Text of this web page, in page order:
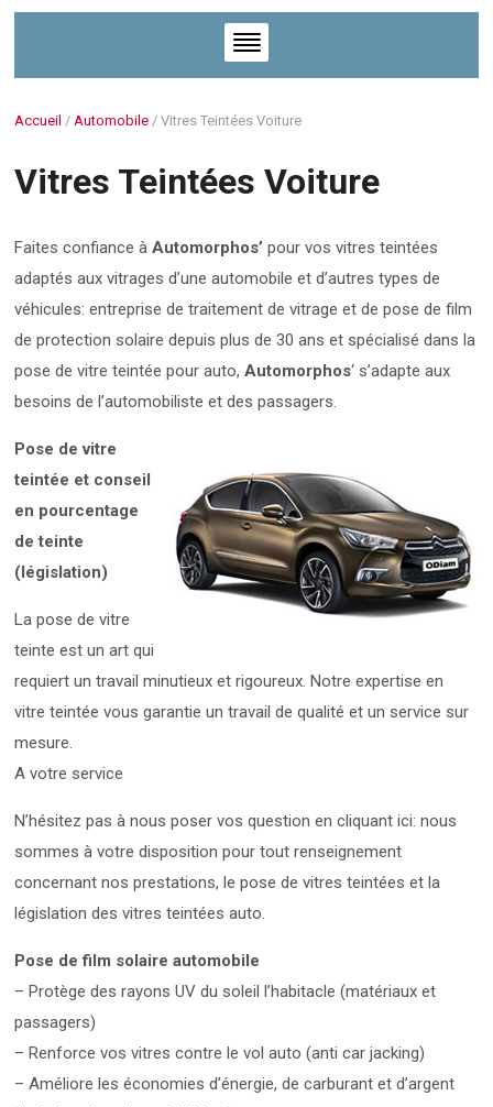
Accueil / Automobile /Vitres Teintées Voiture
Vitres Teintées Voiture
Faites confiance àAutomorphos’ pour vos vitres teintées
adaptés aux vitrages d’une automobile et d’autres types de
véhicules: entreprise de traitement de vitrage et de pose de film
de protection solaire depuis plus de 30 ans et spécialisé dans la
pose de vitre teintée pour auto,Automorphos‘ s’adapte aux
besoins de l’automobiliste et des passagers.
Pose de vitre
teintée et conseil
en pourcentage
de teinte
(législation)
La pose de vitre
teinte est un art qui
requiert un travail minutieux et rigoureux. Notre expertise en
vitre teintée vous garantie un travail de qualité et un service sur
mesure.
A votre service
N’hésitez pas à nous poser vos question en cliquant ici: nous
sommes à votre disposition pour tout renseignement
concernant nos prestations, le pose de vitres teintées et la
législation des vitres teintées auto.
Pose de film solaire automobile
– Protège des rayons UV du soleil l’habitacle (matériaux et
passagers)
– Renforce vos vitres contre le vol auto (anti car jacking)
– Améliore les économies d’énergie, de carburant et d’argent